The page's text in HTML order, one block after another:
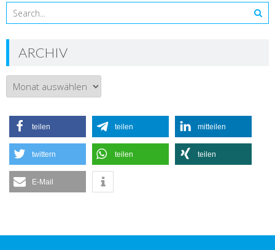
ARCHIV
Archiv
teilen teilen mitteilen
twittern teilen teilen
E-Mail